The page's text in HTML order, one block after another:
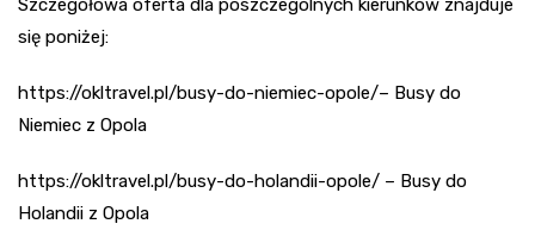
Szczegółowa oferta dla poszczególnych kierunków znajduje
się poniżej:
https://okltravel.pl/busy-do-niemiec-opole/– Busy do
Niemiec z Opola
https://okltravel.pl/busy-do-holandii-opole/ – Busy do
Holandii z Opola